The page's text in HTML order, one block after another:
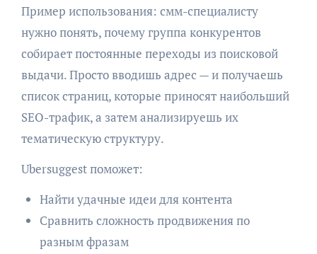
Пример использования: смм-специалисту
нужно понять, почему группа конкурентов
собирает постоянные переходы из поисковой
выдачи. Просто вводишь адрес — и получаешь
список страниц, которые приносят наибольший
SEO-трафик, а затем анализируешь их
тематическую структуру.
Ubersuggest поможет:
Найти удачные идеи для контента
Сравнить сложность продвижения по
разным фразам